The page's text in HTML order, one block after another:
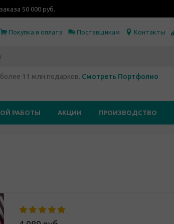
50 000 руб.
Покупка и оплата Поставщикам Контакты
11 млн.подарков. Смотреть Портфолио
РАБОТЫ АКЦИИ ПРОИЗВОДСТВО